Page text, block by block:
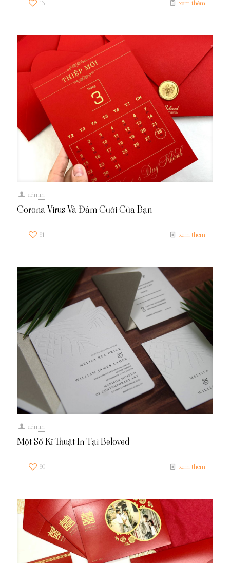
13 xem thêm
admin
Corona Virus Và Đám Cưới Của Bạn
81 xem thêm
admin
Một Số Kĩ Thuật In Tại Beloved
80 xem thêm